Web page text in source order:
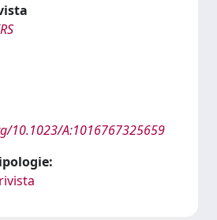
10.1023/A:1016767325659